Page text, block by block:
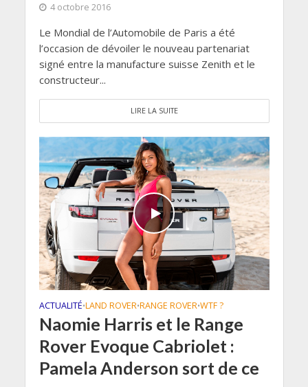
4 octobre 2016
Le Mondial de l’Automobile de Paris a été
l’occasion de dévoiler le nouveau partenariat
signé entre la manufacture suisse Zenith et le
constructeur...
LIRE LA SUITE
ACTUALITÉ•LAND ROVER•RANGE ROVER•WTF ?
Naomie Harris et le Range
Rover Evoque Cabriolet :
Pamela Anderson sort de ce